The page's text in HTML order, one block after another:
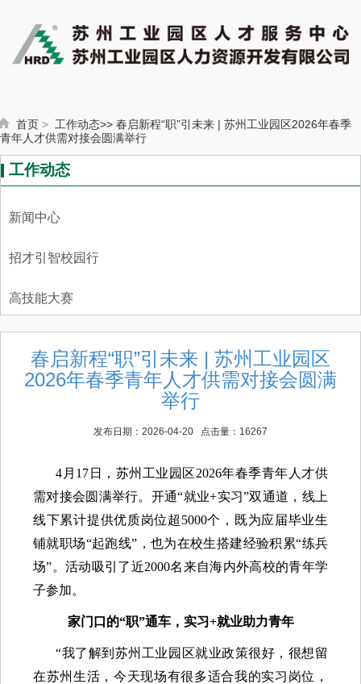
首页 > 工作动态>> 春启新程“职”引未来 | 苏州工业园区2026年春季
青年人才供需对接会圆满举行
工作动态
新闻中心
招才引智校园行
高技能大赛
春启新程“职”引未来 | 苏州工业园区
2026年春季青年人才供需对接会圆满
举行
发布日期：2026-04-20 点击量：16267
4月17日， 苏州工业园区2026年春季青年人才供
需对接会圆满举行。开通“就业+实习”双通道，线上
线下累计提供优质岗位超 5000个， 既为应届毕业生
铺就职场“起跑线”，也为在校生搭建经验积累“练兵
场”。活动吸引了近2000名来自海内外高校的青年学
子参加。
家门口的“职”通车，实习+就业助力青年
“我了解到苏州工业园区就业政策很好，很想留
在苏州生活，今天现场有很多适合我的实习岗位，